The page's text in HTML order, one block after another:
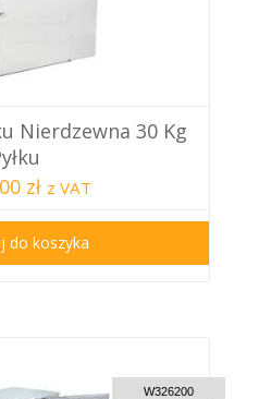
Nierdzewna 30 Kg
zł z VAT
do koszyka
W326200